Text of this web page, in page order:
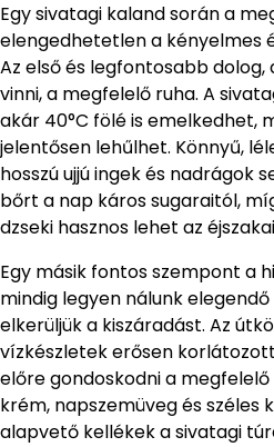
Egy sivatagi kaland során a
elengedhetetlen a kényelmes
Az első és legfontosabb
vinni, a megfelelő ruha. A
akár 40°C fölé is emelkedhet,
jelentősen lehűlhet. Könnyű,
hosszú ujjú ingek és nadrágok
bőrt a nap káros sugaraitól,
dzseki hasznos lehet az
Egy másik fontos szempont a
mindig legyen nálunk
elkerüljük a kiszáradást. Az
vízkészletek erősen
előre gondoskodni a
krém, napszemüveg és széles
alapvető kellékek a sivatagi